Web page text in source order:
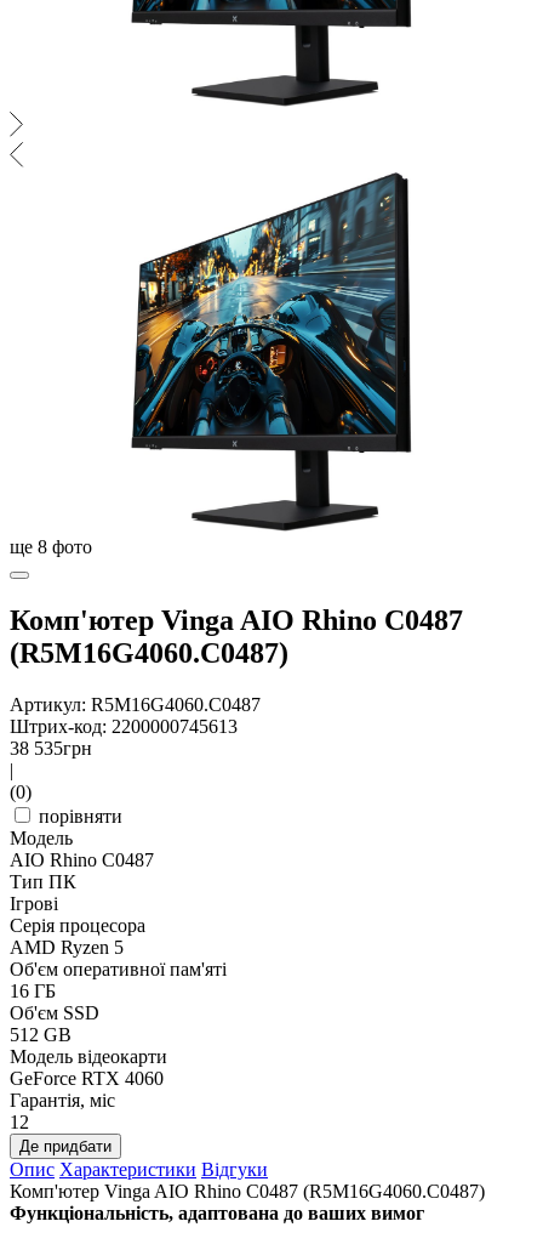
ще 8 фото
Комп'ютер Vinga AIO Rhino C0487
(R5M16G4060.C0487)
Артикул: R5M16G4060.C0487
Штрих-код: 2200000745613
38 535грн
|
(0)
порівняти
Модель
AIO Rhino C0487
Тип ПК
Ігрові
Серія процесора
AMD Ryzen 5
Об'єм оперативної пам'яті
16 ГБ
Об'єм SSD
512 GB
Модель відеокарти
GeForce RTX 4060
Гарантія, міс
12
Де придбати
Опис Характеристики Відгуки
Комп'ютер Vinga AIO Rhino C0487 (R5M16G4060.C0487)
Функціональність, адаптована до ваших вимог